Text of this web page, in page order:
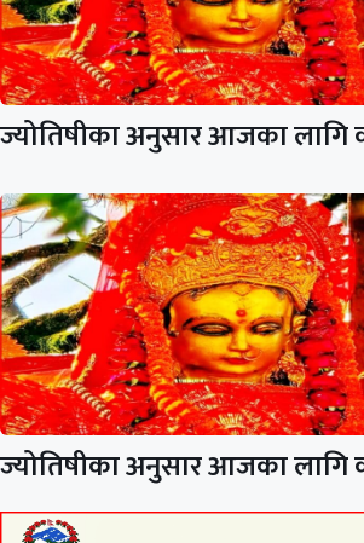
ज्योतिषीका अनुसार आजका
ज्योतिषीका अनुसार आजका